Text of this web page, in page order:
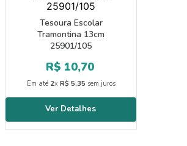
Tesoura Escolar
Tramontina 13cm
25901/105
R$ 10,70
Em até 2x R$ 5,35 sem juros